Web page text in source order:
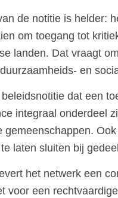
de notitie is helder:
om toegang tot
landen. Dat vraagt
en
dat een
integraal onderdeel
gemeenschappen.
laten sluiten bij
het netwerk een
voor een